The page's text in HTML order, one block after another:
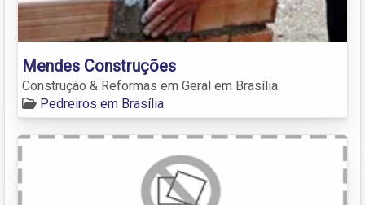
Mendes Construções
Construção & Reformas em Geral em Brasília.
Pedreiros em Brasília